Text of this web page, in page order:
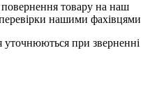
товару на наш
нашими фахівцями
уточнюються при зверненні